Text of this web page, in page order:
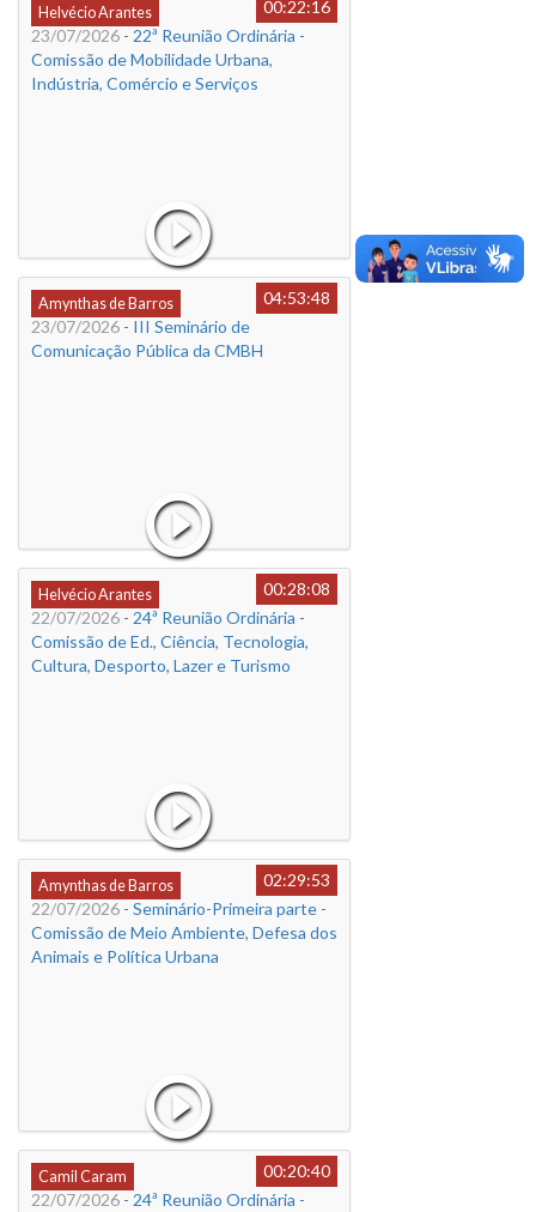
Helvécio Arantes
00:22:16
23/07/2026 - 22ª Reunião Ordinária -
Comissão de Mobilidade Urbana,
Indústria, Comércio e Serviços
Amynthas de Barros
04:53:48
23/07/2026 - III Seminário de
Comunicação Pública da CMBH
Helvécio Arantes
00:28:08
22/07/2026 - 24ª Reunião Ordinária -
Comissão de Ed., Ciência, Tecnologia,
Cultura, Desporto, Lazer e Turismo
Amynthas de Barros
02:29:53
22/07/2026 - Seminário-Primeira parte -
Comissão de Meio Ambiente, Defesa dos
Animais e Política Urbana
Camil Caram
00:20:40
22/07/2026 - 24ª Reunião Ordinária -